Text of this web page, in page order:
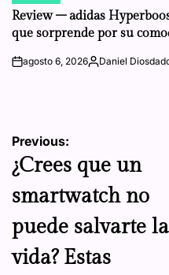
IN
Review – adidas
que sorprende por su
onagosto 6, 2026Posted
Daniel
Navegación
de
entradas
Previous:
¿Crees que un
smartwatch no
puede salvarte la
vida? Estas